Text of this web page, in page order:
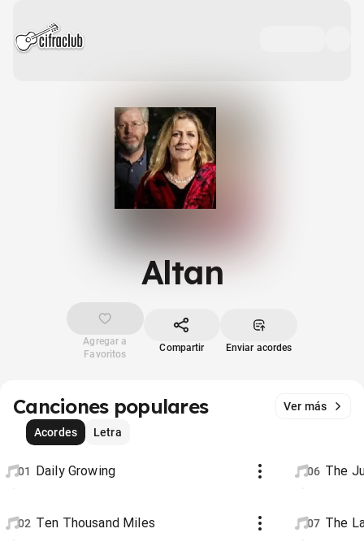
Altan
Agregar a
Favoritos
Compartir Enviar acordes
Canciones populares
Ver más
Acordes
Letra
01 Daily Growing
02 Ten Thousand Miles
06 The
07 The